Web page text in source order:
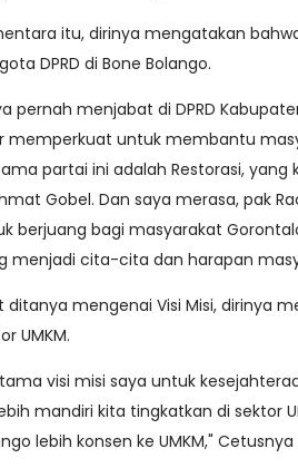
itu, dirinya mengatakan
DPRD di Bone Bolango.
pernah menjabat di DPRD
memperkuat untuk membantu
partai ini adalah Restorasi, yang
Gobel. Dan saya merasa, pak
berjuang bagi masyarakat
menjadi cita-cita dan harapan
ditanya mengenai Visi Misi, dirinya
UMKM.
visi misi saya untuk
mandiri kita tingkatkan di sektor
lebih konsen ke UMKM," Cetusnya